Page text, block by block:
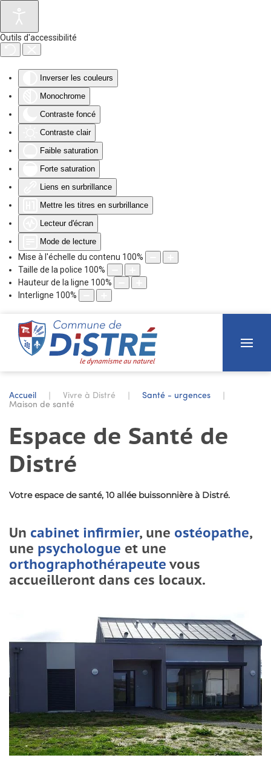
Outils d'accessibilité
Inverser les couleurs
Monochrome
Contraste foncé
Contraste clair
Faible saturation
Forte saturation
Liens en surbrillance
Mettre les titres en surbrillance
Lecteur d'écran
Mode de lecture
Mise à l'échelle du contenu 100%
Taille de la police 100%
Hauteur de la ligne 100%
Interligne 100%
Accéder au contenu principal
Accueil Vivre à Distré
Santé - urgences
Maison de santé
Espace de Santé de
Distré
Votre espace de santé, 10 allée buissonnière à Distré.
Un cabinet infirmier, une ostéopathe,
une psychologue et une
orthographothérapeute vous
accueilleront dans ces locaux.